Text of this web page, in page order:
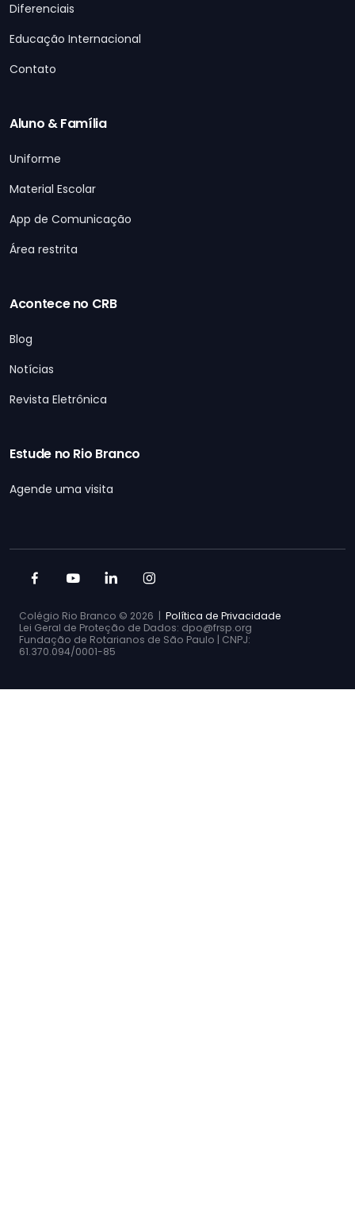
Diferenciais
Educação Internacional
Contato
Aluno & Família
Uniforme
Material Escolar
App de Comunicação
Área restrita
Acontece no CRB
Blog
Notícias
Revista Eletrônica
Estude no Rio Branco
Agende uma visita
Colégio Rio Branco © 2026 | Política de Privacidade
Lei Geral de Proteção de Dados: dpo@frsp.org
Fundação de Rotarianos de São Paulo | CNPJ:
61.370.094/0001-85